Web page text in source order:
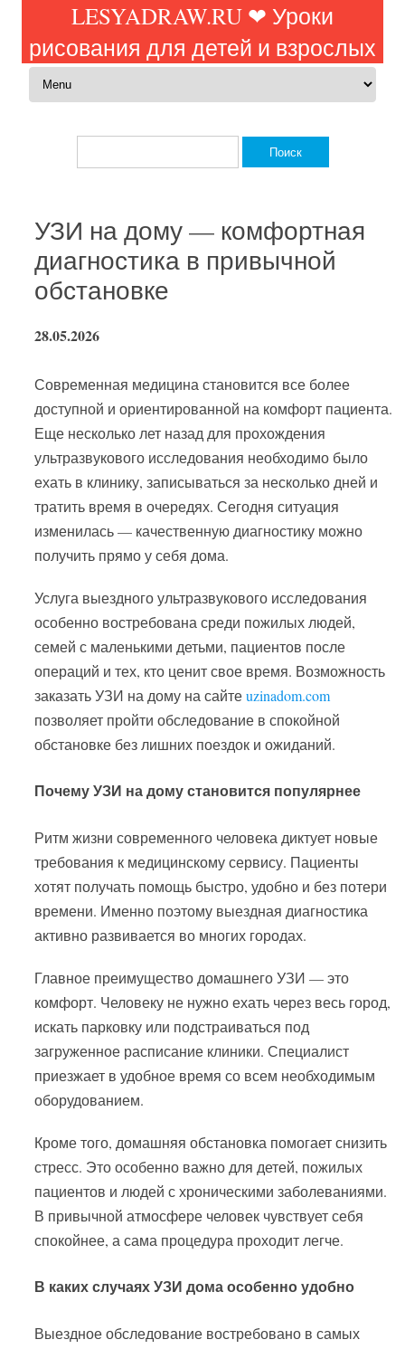
LESYADRAW.RU ❤ Уроки
рисования для детей и взрослых
Перейти к содержимому
УЗИ на дому — комфортная
диагностика в привычной
обстановке
28.05.2026
Современная медицина становится все более
доступной и ориентированной на комфорт пациента.
Еще несколько лет назад для прохождения
ультразвукового исследования необходимо было
ехать в клинику, записываться за несколько дней и
тратить время в очередях. Сегодня ситуация
изменилась — качественную диагностику можно
получить прямо у себя дома.
Услуга выездного ультразвукового исследования
особенно востребована среди пожилых людей,
семей с маленькими детьми, пациентов после
операций и тех, кто ценит свое время. Возможность
заказать УЗИ на дому на сайтеuzinadom.com
позволяет пройти обследование в спокойной
обстановке без лишних поездок и ожиданий.
Почему УЗИ на дому становится популярнее
Ритм жизни современного человека диктует новые
требования к медицинскому сервису. Пациенты
хотят получать помощь быстро, удобно и без потери
времени. Именно поэтому выездная диагностика
активно развивается во многих городах.
Главное преимущество домашнего УЗИ — это
комфорт. Человеку не нужно ехать через весь город,
искать парковку или подстраиваться под
загруженное расписание клиники. Специалист
приезжает в удобное время со всем необходимым
оборудованием.
Кроме того, домашняя обстановка помогает снизить
стресс. Это особенно важно для детей, пожилых
пациентов и людей с хроническими заболеваниями.
В привычной атмосфере человек чувствует себя
спокойнее, а сама процедура проходит легче.
В каких случаях УЗИ дома особенно удобно
Выездное обследование востребовано в самых